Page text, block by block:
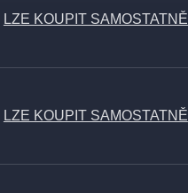
LZE KOUPIT SAMOSTATNĚ
LZE KOUPIT SAMOSTATNĚ